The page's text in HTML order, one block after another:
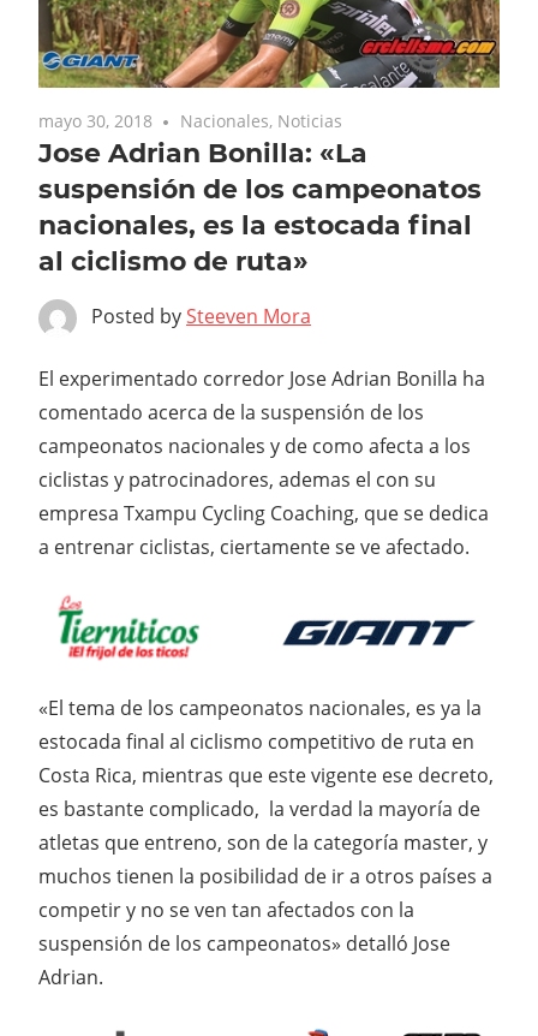
mayo 30, 2018 Nacionales, Noticias
Jose Adrian Bonilla: «La
suspensión de los campeonatos
nacionales, es la estocada final
al ciclismo de ruta»
Posted bySteeven Mora
El experimentado corredor Jose Adrian Bonilla ha
comentado acerca de la suspensión de los
campeonatos nacionales y de como afecta a los
ciclistas y patrocinadores, ademas el con su
empresa Txampu Cycling Coaching, que se dedica
a entrenar ciclistas, ciertamente se ve afectado.
«El tema de los campeonatos nacionales, es ya la
estocada final al ciclismo competitivo de ruta en
Costa Rica, mientras que este vigente ese decreto,
es bastante complicado, la verdad la mayoría de
atletas que entreno, son de la categoría master, y
muchos tienen la posibilidad de ir a otros países a
competir y no se ven tan afectados con la
suspensión de los campeonatos» detalló Jose
Adrian.